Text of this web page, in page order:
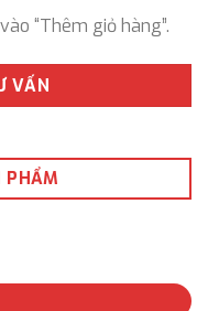
“Thêm giỏ hàng”.
VẤN
PHẨM